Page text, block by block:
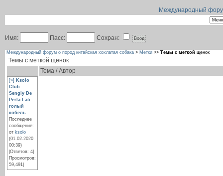
Международный
Имя: Пасс: Сохран:
Международный форум о пород китайская хохлатая собака > Метки >> Темы с меткой щенок
Темы с меткой щенок
Тема / Автор
[»]
Ksolo
Club
Sengly De
Perla Lati
голый
кобель
Последнее
сообщение:
от ksolo
(01.02.2020
00:39)
|Ответов: 4|
Просмотров:
59,491|